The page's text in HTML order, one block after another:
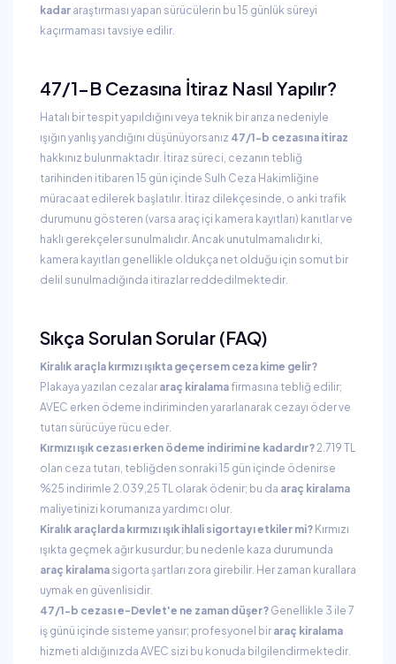
kadar araştırması yapan sürücülerin bu 15 günlük süreyi
kaçırmaması tavsiye edilir.
47/1-B Cezasına İtiraz Nasıl Yapılır?
Hatalı bir tespit yapıldığını veya teknik bir arıza nedeniyle
ışığın yanlış yandığını düşünüyorsanız 47/1-b cezasına itiraz
hakkınız bulunmaktadır. İtiraz süreci, cezanın tebliğ
tarihinden itibaren 15 gün içinde Sulh Ceza Hakimliğine
müracaat edilerek başlatılır. İtiraz dilekçesinde, o anki trafik
durumunu gösteren (varsa araç içi kamera kayıtları) kanıtlar ve
haklı gerekçeler sunulmalıdır. Ancak unutulmamalıdır ki,
kamera kayıtları genellikle oldukça net olduğu için somut bir
delil sunulmadığında itirazlar reddedilmektedir.
Sıkça Sorulan Sorular (FAQ)
Kiralık araçla kırmızı ışıkta geçersem ceza kime gelir?
Plakaya yazılan cezalar araç kiralamafirmasına tebliğ edilir;
AVEC erken ödeme indiriminden yararlanarak cezayı öder ve
tutarı sürücüye rücu eder.
Kırmızı ışık cezası erken ödeme indirimi ne kadardır?2.719 TL
olan ceza tutarı, tebliğden sonraki 15 gün içinde ödenirse
%25 indirimle 2.039,25 TL olarak ödenir; bu da araç kiralama
maliyetinizi korumanıza yardımcı olur.
Kiralık araçlarda kırmızı ışık ihlali sigortayı etkiler mi? Kırmızı
ışıkta geçmek ağır kusurdur; bu nedenle kaza durumunda
araç kiralama sigorta şartları zora girebilir. Her zaman kurallara
uymak en güvenlisidir.
47/1-b cezası e-Devlet'e ne zaman düşer? Genellikle 3 ile 7
iş günü içinde sisteme yansır; profesyonel bir araç kiralama
hizmeti aldığınızda AVEC sizi bu konuda bilgilendirmektedir.